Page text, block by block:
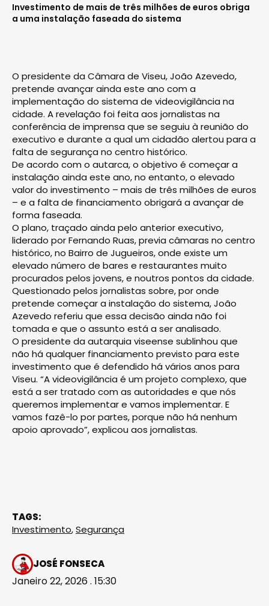
Investimento de mais de três milhões de euros obriga
a uma instalação faseada do sistema
O presidente da Câmara de Viseu, João Azevedo,
pretende avançar ainda este ano com a
implementação do sistema de videovigilância na
cidade. A revelação foi feita aos jornalistas na
conferência de imprensa que se seguiu à reunião do
executivo e durante a qual um cidadão alertou para a
falta de segurança no centro histórico.
De acordo com o autarca, o objetivo é começar a
instalação ainda este ano, no entanto, o elevado
valor do investimento – mais de três milhões de euros
– e a falta de financiamento obrigará a avançar de
forma faseada.
O plano, traçado ainda pelo anterior executivo,
liderado por Fernando Ruas, previa câmaras no centro
histórico, no Bairro de Jugueiros, onde existe um
elevado número de bares e restaurantes muito
procurados pelos jovens, e noutros pontos da cidade.
Questionado pelos jornalistas sobre, por onde
pretende começar a instalação do sistema, João
Azevedo referiu que essa decisão ainda não foi
tomada e que o assunto está a ser analisado.
O presidente da autarquia viseense sublinhou que
não há qualquer financiamento previsto para este
investimento que é defendido há vários anos para
Viseu. “A videovigilância é um projeto complexo, que
está a ser tratado com as autoridades e que nós
queremos implementar e vamos implementar. E
vamos fazê-lo por partes, porque não há nenhum
apoio aprovado”, explicou aos jornalistas.
TAGS:
Investimento,Segurança
JOSÉ FONSECA
Janeiro 22, 2026 . 15:30